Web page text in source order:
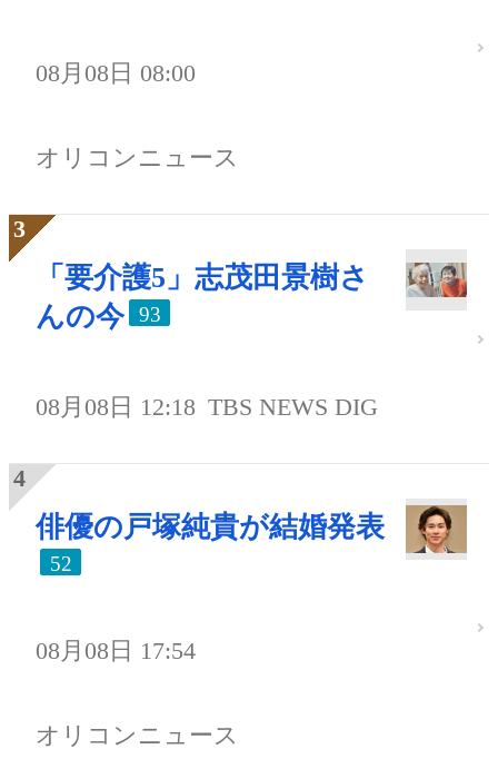
08月08日 08:00
オリコンニュース
「要介護5」志茂田景樹さ
んの今
93
08月08日 12:18 TBS NEWS DIG
俳優の戸塚純貴が結婚発表
52
08月08日 17:54
オリコンニュース